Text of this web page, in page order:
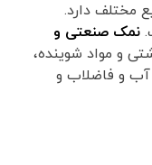
مختلف دارد.
نمک صنعتی و
و مواد شوینده،
آب و فاضلاب و